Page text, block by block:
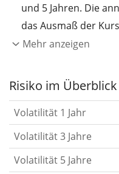
und 5 Jahren. Die
das Ausmaß der
eines Jahres wider.
Aktie, des ETF,
gelten im
berechnen die
letzten 1, 3 und 5
die
Mehr anzeigen
Risiko im Überblick
Volatilität 1 Jahr
Volatilität 3 Jahre
Volatilität 5 Jahre